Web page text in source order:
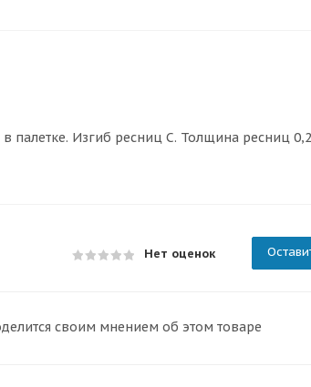
палетке. Изгиб ресниц C. Толщина ресниц
Нет оценок
своим мнением об этом товаре